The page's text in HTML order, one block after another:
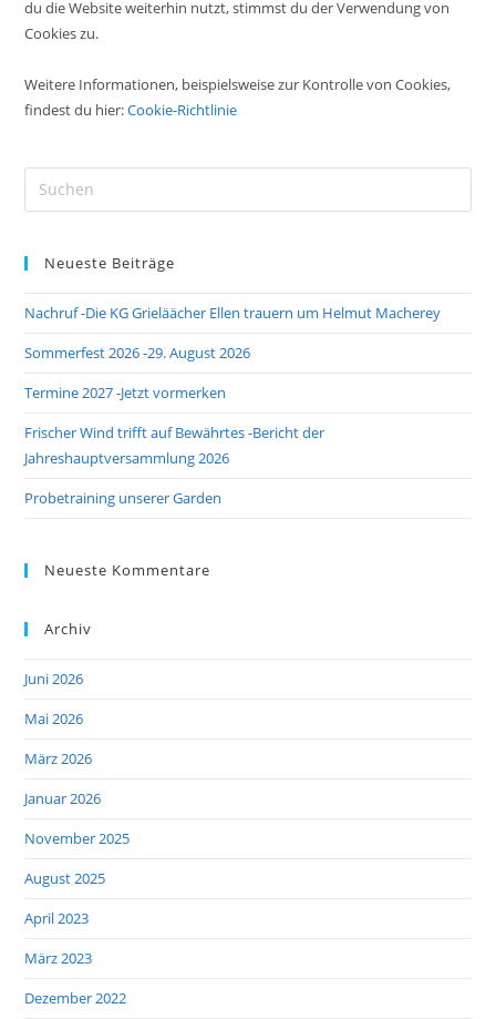
du die Website weiterhin nutzt, stimmst du der Verwendung von
Cookies zu.
Weitere Informationen, beispielsweise zur Kontrolle von Cookies,
findest du hier:Cookie-Richtlinie
Neueste Beiträge
Nachruf -Die KG Grieläächer Ellen trauern um Helmut Macherey
Sommerfest 2026 -29. August 2026
Termine 2027 -Jetzt vormerken
Frischer Wind trifft auf Bewährtes -Bericht der
Jahreshauptversammlung 2026
Probetraining unserer Garden
Neueste Kommentare
Archiv
Juni 2026
Mai 2026
März 2026
Januar 2026
November 2025
August 2025
April 2023
März 2023
Dezember 2022